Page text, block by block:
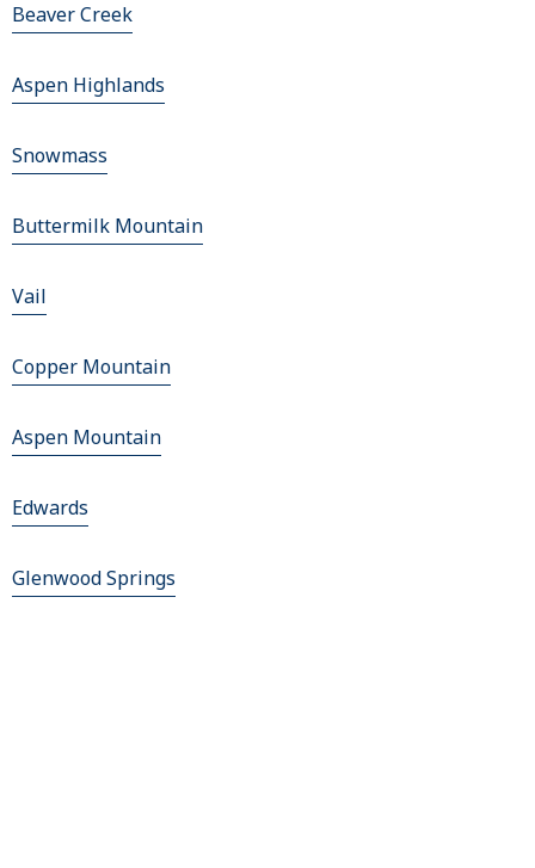
Beaver Creek
Aspen Highlands
Snowmass
Buttermilk Mountain
Vail
Copper Mountain
Aspen Mountain
Edwards
Glenwood Springs